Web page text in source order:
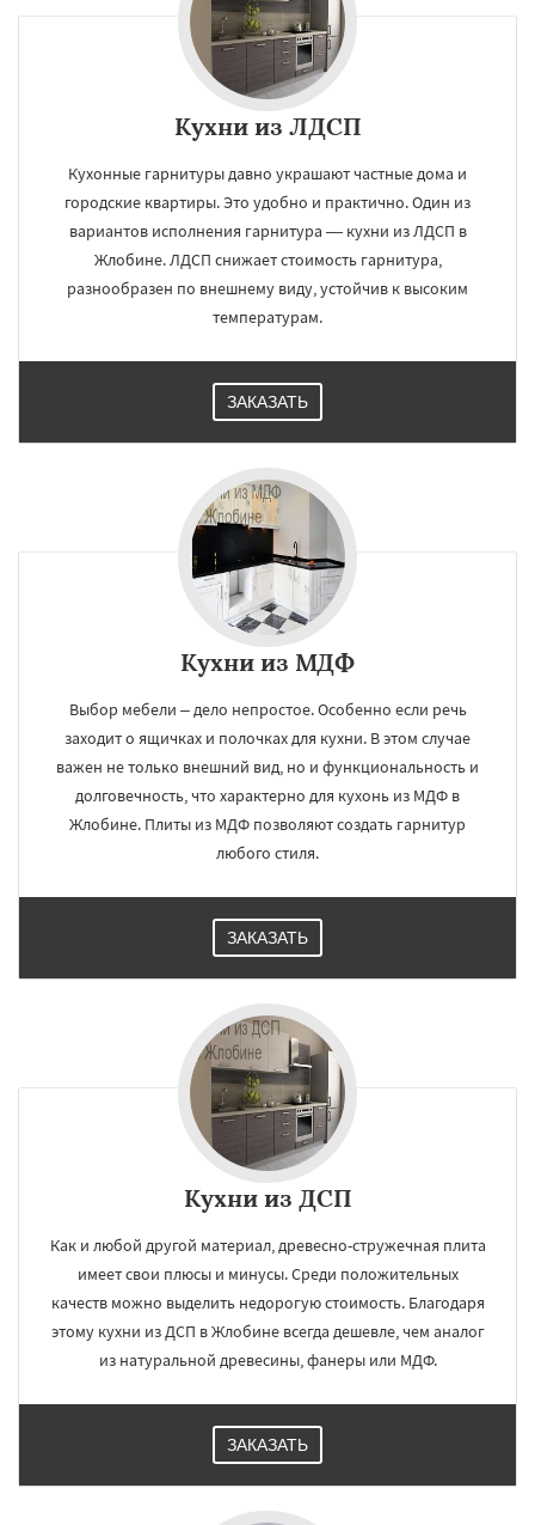
Кухни из ЛДСП
Кухонные гарнитуры давно украшают частные дома и
городские квартиры. Это удобно и практично. Один из
вариантов исполнения гарнитура — кухни из ЛДСП в
Жлобине. ЛДСП снижает стоимость гарнитура,
разнообразен по внешнему виду, устойчив к высоким
температурам.
ЗАКАЗАТЬ
Кухни из МДФ
Выбор мебели – дело непростое. Особенно если речь
заходит о ящичках и полочках для кухни. В этом случае
важен не только внешний вид, но и функциональность и
долговечность, что характерно для кухонь из МДФ в
Жлобине. Плиты из МДФ позволяют создать гарнитур
любого стиля.
ЗАКАЗАТЬ
Кухни из ДСП
Как и любой другой материал, древесно-стружечная плита
имеет свои плюсы и минусы. Среди положительных
качеств можно выделить недорогую стоимость. Благодаря
этому кухни из ДСП в Жлобине всегда дешевле, чем аналог
из натуральной древесины, фанеры или МДФ.
ЗАКАЗАТЬ